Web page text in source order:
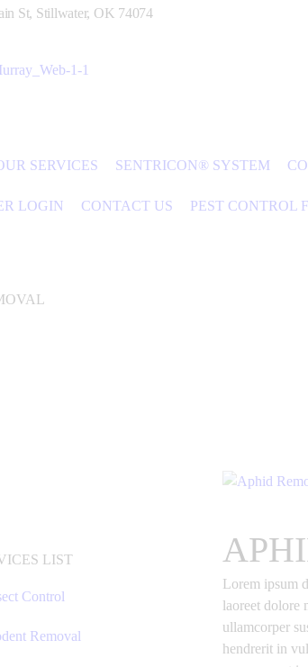
St, Stillwater, OK 74074
SERVICES SENTRICON® SYSTEM
LOGIN CONTACT US PEST CONTROL
Lorem ipsum
laoreet dolore
ullamcorper
hendrerit in
LIST
Control
Removal